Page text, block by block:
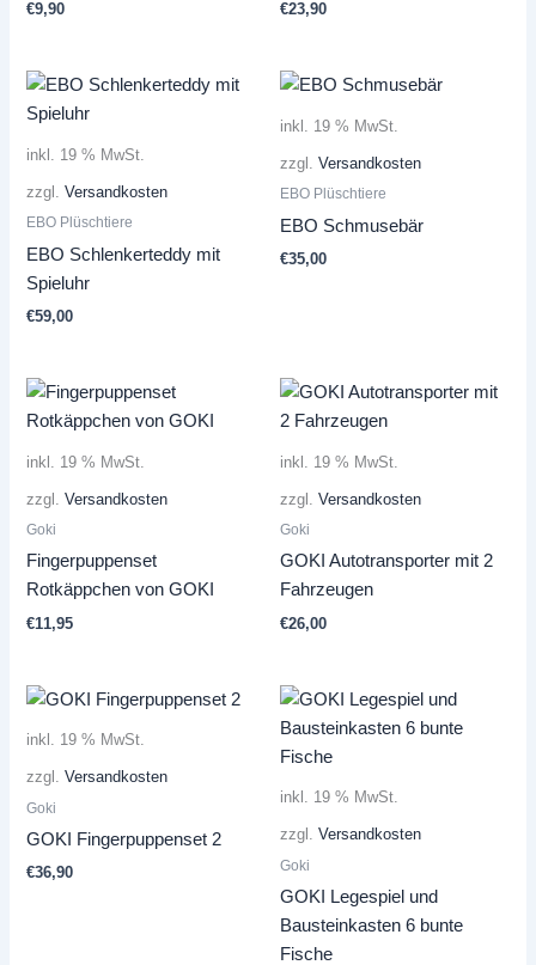
€9,90 €23,90
inkl. 19 % MwSt.
zzgl.Versandkosten
EBO Plüschtiere
EBO Schlenkerteddy mit
Spieluhr
€59,00
inkl. 19 % MwSt.
zzgl. Versandkosten
EBO Plüschtiere
EBO Schmusebär
€35,00
inkl. 19 % MwSt.
zzgl.Versandkosten
Goki
Fingerpuppenset
Rotkäppchen von GOKI
€11,95
inkl. 19 % MwSt.
zzgl. Versandkosten
Goki
GOKI Autotransporter mit 2
Fahrzeugen
€26,00
inkl. 19 % MwSt.
zzgl.Versandkosten
Goki
GOKI Fingerpuppenset 2
€36,90
inkl. 19 % MwSt.
zzgl. Versandkosten
Goki
GOKI Legespiel und
Bausteinkasten 6 bunte
Fische